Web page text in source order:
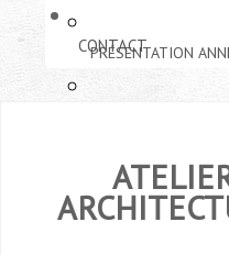
PRÉSENTATION
COMMUNICATIONS
CONTACT